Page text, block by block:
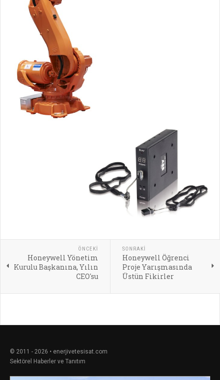
ÖNCEKI
Honeywell Yönetim
Kurulu Başkanına, Yılın
CEO'su
SONRAKI
Honeywell Öğrenci
Proje Yarışmasında
Üstün Fikirler
© 2011 - 2026 • enerjivetesisat.com
Sektörel Haberler ve Tanıtım